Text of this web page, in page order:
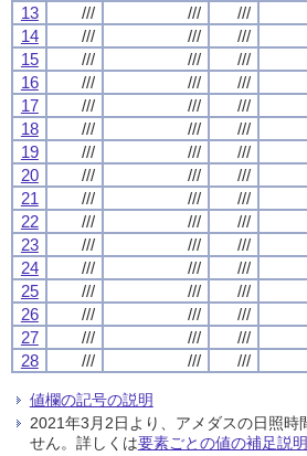
13
/// /// ///
14
/// /// ///
15
/// /// ///
16
/// /// ///
17
/// /// ///
18
/// /// ///
19
/// /// ///
20
/// /// ///
21
/// /// ///
22
/// /// ///
23
/// /// ///
24
/// /// ///
25
/// /// ///
26
/// /// ///
27
/// /// ///
28
/// /// ///
値欄の記号の説明
2021年3月2日より、アメダスの日照
せん。詳しくは要素ごとの値の補足説明